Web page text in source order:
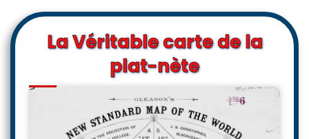
La Véritable carte de la
plat-nète